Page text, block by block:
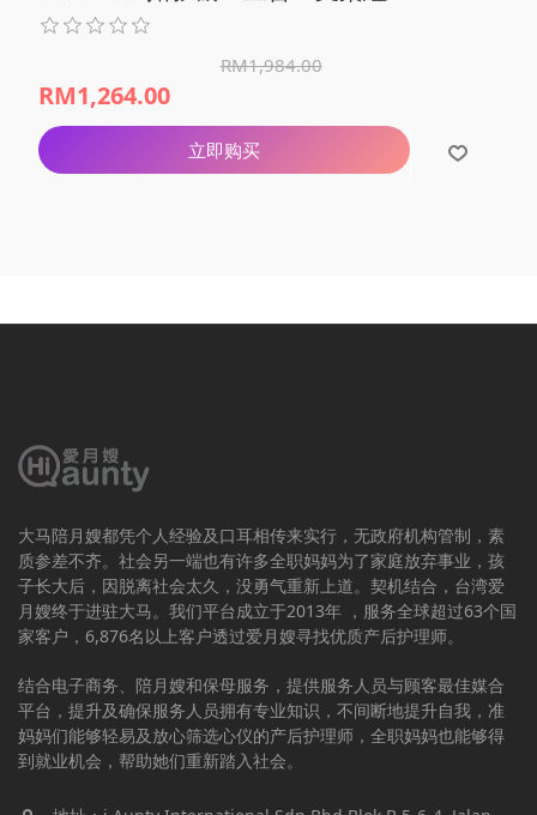
RM1,984.00
RM1,264.00
立即购买
大马陪月嫂都凭个人经验及口耳相传来实行，无政府机构管制，素
质参差不齐。社会另一端也有许多全职妈妈为了家庭放弃事业，孩
子长大后，因脱离社会太久，没勇气重新上道。契机结合，台湾爱
月嫂终于进驻大马。我们平台成立于2013年 ，服务全球超过63个国
家客户，6,876名以上客户透过爱月嫂寻找优质产后护理师。
结合电子商务、陪月嫂和保母服务，提供服务人员与顾客最佳媒合
平台，提升及确保服务人员拥有专业知识，不间断地提升自我，准
妈妈们能够轻易及放心筛选心仪的产后护理师，全职妈妈也能够得
到就业机会，帮助她们重新踏入社会。